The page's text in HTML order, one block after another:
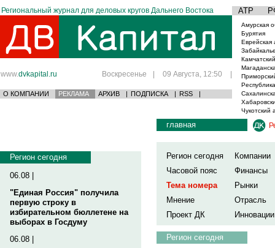
Региональный журнал для деловых кругов Дальнего Востока АТР
www.dvkapital.ru Воскресенье | 09 Августа, 12:50 |
О КОМПАНИИ РЕКЛАМА АРХИВ | ПОДПИСКА | RSS |
Амурская
Бурятия
Еврейская
Чукотский
Регион сегодня
06.08 |
"Единая Россия" получила
первую строку в
избирательном бюллетене на
выборах в Госдуму
06.08 |
главная
Регион сегодня
Компании
Часовой пояс
Финансы
Тема номера
Рынки
Мнение
Отрасль
Проект ДК
Инновации
Регион сегодня